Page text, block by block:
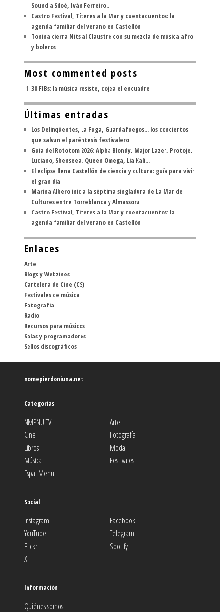
Sound a Siloé, Iván Ferreiro...
Castro Festival, Títeres a la Mar y cuentacuentos: la
agenda familiar del verano en Castellón
Tonina cierra Nits al Claustre con su mezcla de música afro
y boleros
Most commented posts
30 FIBs: la música resiste, cojea el encuadre
Últimas entradas
Los Delinqüentes, La Fuga, Guardafuegos... los conciertos
que salvan el paréntesis festivalero
Guía del Rototom 2026: Alpha Blondy, Major Lazer, Protoje,
Luciano, Shenseea, Queen Omega, Lia Kali...
El eclipse llena Castellón de ciencia y cultura: guía para vivir
el gran día
Marina Albero inicia la séptima singladura de La Mar de
Cultures entre Torreblanca y Almassora
Castro Festival, Títeres a la Mar y cuentacuentos: la
agenda familiar del verano en Castellón
Enlaces
Arte
Blogs y Webzines
Cartelera de Cine (CS)
Festivales de música
Fotografía
Radio
Recursos para músicos
Salas y programadores
Sellos discográficos
nomepierdoniuna.net
Categorías
NMPNU TV
Arte
Cine
Fotografía
Libros
Moda
Música
Festivales
Espai Menut
Social
Instagram
Facebook
YouTube
Telegram
Flickr
Spotify
X
Información
Quiénes somos